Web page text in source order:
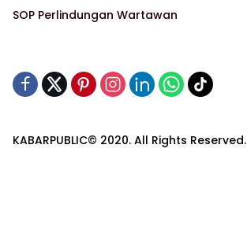
SOP Perlindungan Wartawan
KABARPUBLIC© 2020. All Rights Reserved.